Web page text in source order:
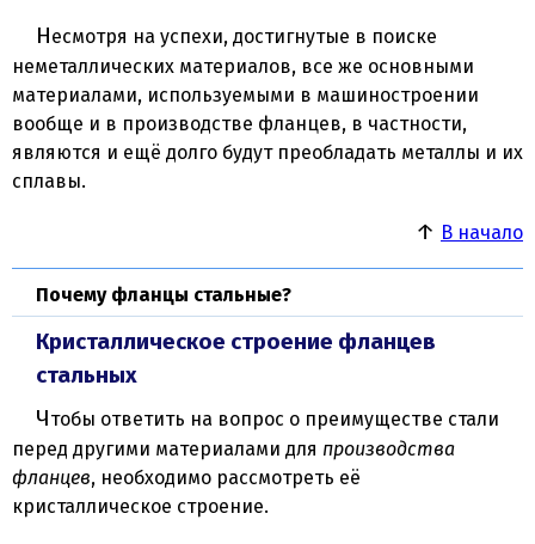
Несмотря на успехи, достигнутые в поиске
неметаллических материалов, все же основными
материалами, используемыми в машиностроении
вообще и в производстве фланцев, в частности,
являются и ещё долго будут преобладать металлы и их
сплавы.
В начало
Почему фланцы стальные?
Кристаллическое строение фланцев
стальных
Чтобы ответить на вопрос о преимуществе стали
перед другими материалами для производства
фланцев, необходимо рассмотреть её
кристаллическое строение.